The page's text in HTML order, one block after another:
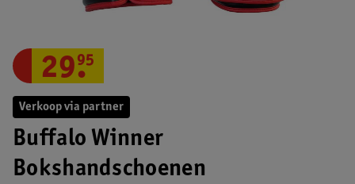
Verkoop via partner
Buffalo Winner
Bokshandschoenen
29.
95